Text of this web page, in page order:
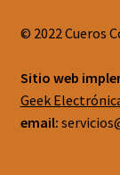
© 2022 Cueros
Sitio web
Geek
email: